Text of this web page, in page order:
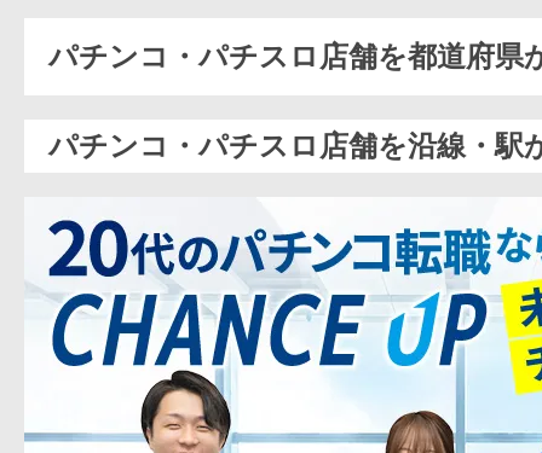
パチンコ・パチスロ店舗を都道府県
パチンコ・パチスロ店舗を沿線・駅